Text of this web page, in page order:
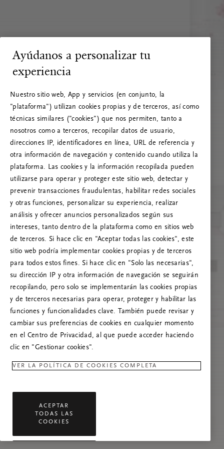
RITUALS 500
¡Vaya! Error de servidor
Prueba a actualizar esta página o, si el
problema persiste, ponte en contacto con
nosotros.
Ayúdanos a personalizar tu
experiencia
Nuestro sitio web, App y servicios (en conjunto, la
"plataforma") utilizan cookies propias y de terceros, así como
técnicas similares ("cookies") que nos permiten, tanto a
nosotros como a terceros, recopilar datos de usuario,
direcciones IP, identificadores en línea, URL de referencia y
otra información de navegación y contenido cuando utiliza la
plataforma. Las cookies y la información recopilada pueden
utilizarse para operar y proteger este sitio web, detectar y
prevenir transacciones fraudulentas, habilitar redes sociales
y otras funciones, personalizar su experiencia, realizar
análisis y ofrecer anuncios personalizados según sus
intereses, tanto dentro de la plataforma como en sitios web
de terceros. Si hace clic en "Aceptar todas las cookies", este
sitio web podría implementar cookies propias y de terceros
para todos estos fines. Si hace clic en "Solo las necesarias",
su dirección IP y otra información de navegación se seguirán
recopilando, pero solo se implementarán las cookies propias
y de terceros necesarias para operar, proteger y habilitar las
funciones y funcionalidades clave. También puede revisar y
cambiar sus preferencias de cookies en cualquier momento
en el Centro de Privacidad, al que puede acceder haciendo
clic en "Gestionar cookies".
VER LA POLÍTICA DE COOKIES COMPLETA
ACEPTAR
TODAS LAS
COOKIES